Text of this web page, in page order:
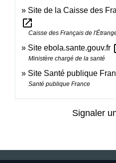
Site de la Caisse des
open_in_new
Caisse des Français de
Site ebola.sante.gouv.fr
Ministère chargé de la santé
Site Santé publique
Santé publique France
Signaler